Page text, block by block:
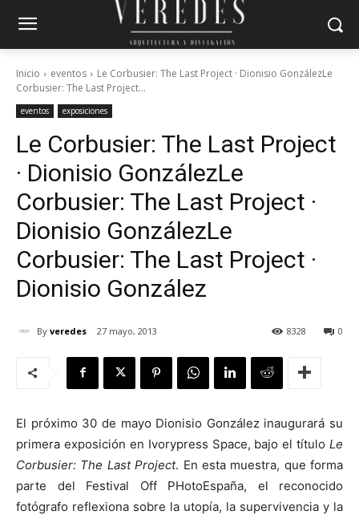
Inicio eventos
Le Corbusier: The Last Project · Dionisio GonzálezLe
Corbusier: The Last Project...
eventos exposiciones
Le Corbusier: The Last Project
· Dionisio GonzálezLe
Corbusier: The Last Project ·
Dionisio GonzálezLe
Corbusier: The Last Project ·
Dionisio González
By veredes 27 mayo, 2013 0
8328
El próximo 30 de mayo Dionisio González inaugurará su
primera exposición en Ivorypress Space, bajo el título Le
Corbusier: The Last Project. En esta muestra, que forma
parte del Festival Off PHotoEspaña, el reconocido
fotógrafo reflexiona sobre la utopía, la supervivencia y la